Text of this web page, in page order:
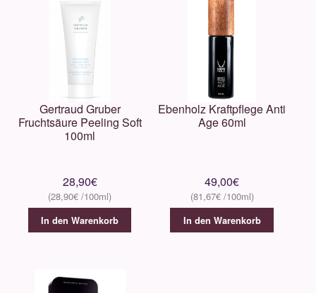
Gertraud Gruber
Fruchtsäure Peeling Soft
100ml
28,90€
28,90€
In den Warenkorb
Ebenholz Kraftpflege Anti
Age 60ml
49,00€
81,67€
In den Warenkorb